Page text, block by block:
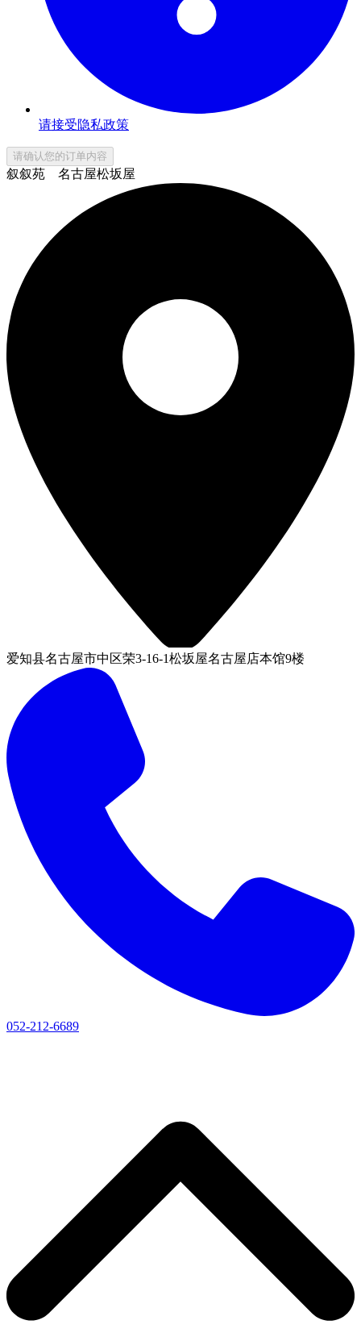
请接受隐私政策
请确认您的订单内容
叙叙苑 名古屋松坂屋
爱知县名古屋市中区荣3-16-1松坂屋名古屋店本馆9楼
052-212-6689